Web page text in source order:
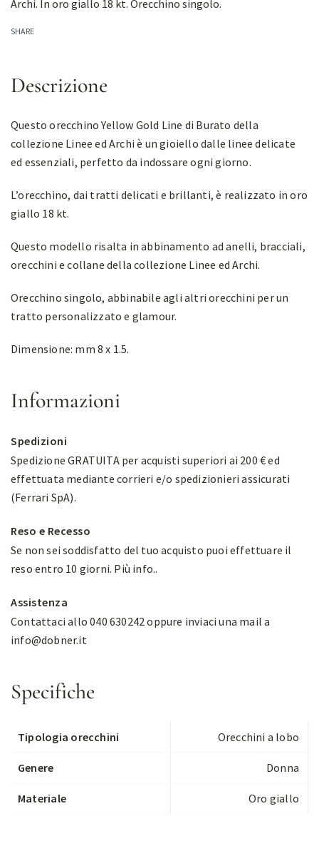
Archi. In oro giallo 18 kt. Orecchino singolo.
SHARE
Descrizione
Questo orecchino Yellow Gold Line di Burato della
collezione Linee ed Archi è un gioiello dalle linee delicate
ed essenziali, perfetto da indossare ogni giorno.
L’orecchino, dai tratti delicati e brillanti, è realizzato in oro
giallo 18 kt.
Questo modello risalta in abbinamento ad anelli, bracciali,
orecchini e collane della collezione Linee ed Archi.
Orecchino singolo, abbinabile agli altri orecchini per un
tratto personalizzato e glamour.
Dimensione: mm 8 x 1.5.
Informazioni
Spedizioni
Spedizione GRATUITA per acquisti superiori ai 200 € ed
effettuata mediante corrieri e/o spedizionieri assicurati
(Ferrari SpA).
Reso e Recesso
Se non sei soddisfatto del tuo acquisto puoi effettuare il
reso entro 10 giorni. Più info..
Assistenza
Contattaci allo 040 630242 oppure inviaci una mail a
info@dobner.it
Specifiche
Tipologia orecchini Orecchini a lobo
Genere Donna
Materiale Oro giallo